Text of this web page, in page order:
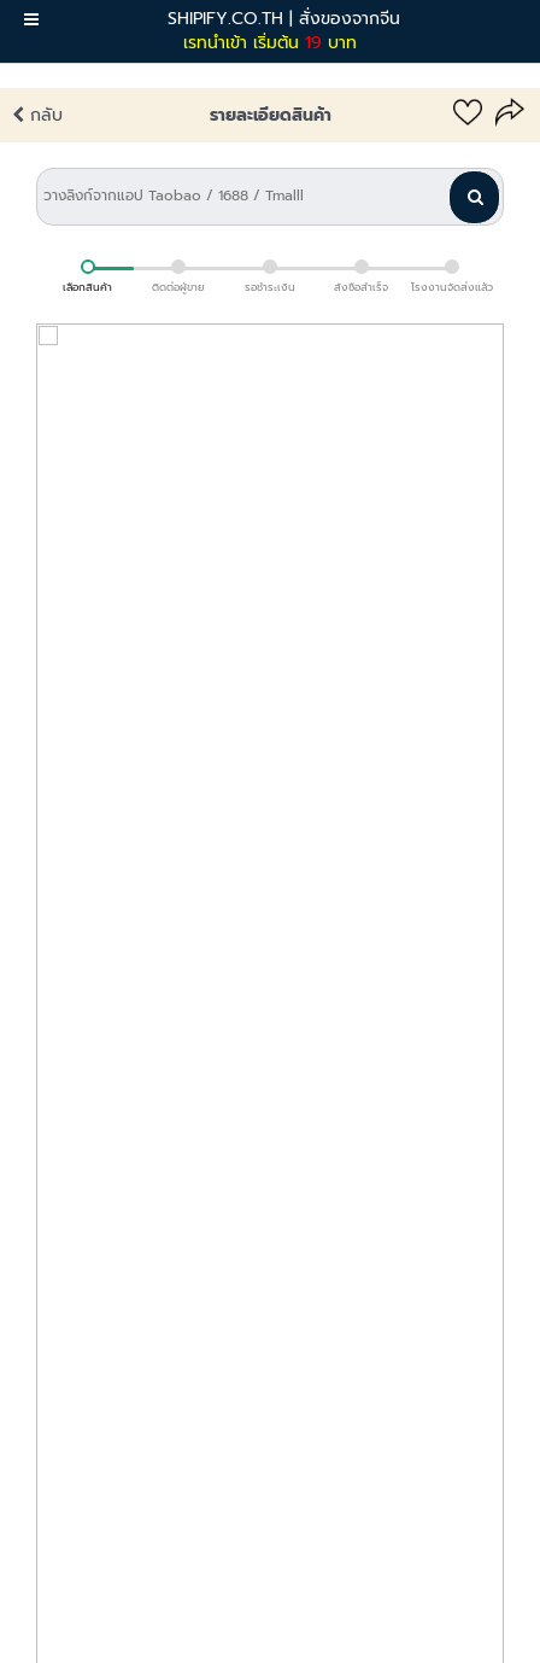
SHIPIFY.CO.TH | สั่งของจากจีน
เรทนำเข้า เริ่มต้น 19 บาท
เมนู
กลับ รายละเอียดสินค้า
เลือกสินค้า ติดต่อผู้ขาย รอชำระเงิน สั่งซื้อสำเร็จ โรงงานจัดส่งแล้ว